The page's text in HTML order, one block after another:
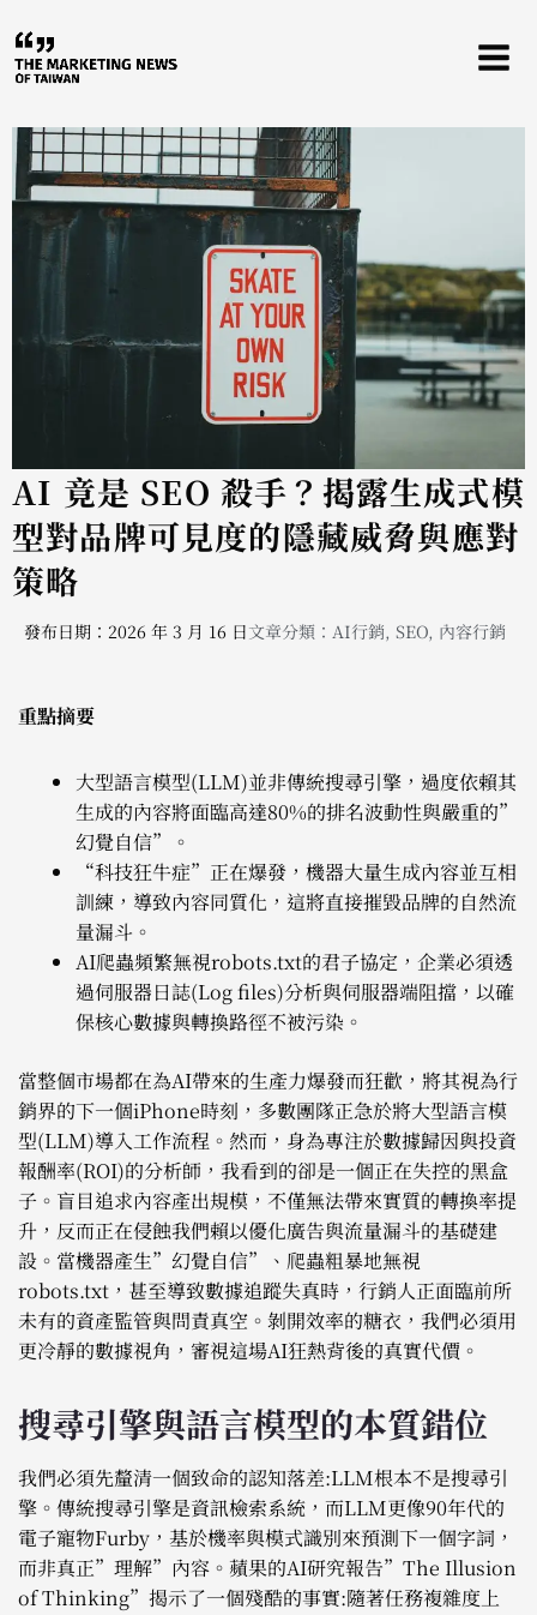
至
主
容
AI 竟是 SEO 殺手？揭露生成式模
型對品牌可見度的隱藏威脅與應對
策略
發布日期：2026 年 3 月 16 日文章分類： AI行銷, SEO, 內容行銷
重點摘要
大型語言模型(LLM)並非傳統搜尋引擎，過度依賴其
生成的內容將面臨高達80%的排名波動性與嚴重的”
幻覺自信”。
“科技狂牛症”正在爆發，機器大量生成內容並互相
訓練，導致內容同質化，這將直接摧毀品牌的自然流
量漏斗。
AI爬蟲頻繁無視robots.txt的君子協定，企業必須透
過伺服器日誌(Log files)分析與伺服器端阻擋，以確
保核心數據與轉換路徑不被污染。
當整個市場都在為AI帶來的生產力爆發而狂歡，將其視為行
銷界的下一個iPhone時刻，多數團隊正急於將大型語言模
型(LLM)導入工作流程。然而，身為專注於數據歸因與投資
報酬率(ROI)的分析師，我看到的卻是一個正在失控的黑盒
子。盲目追求內容產出規模，不僅無法帶來實質的轉換率提
升，反而正在侵蝕我們賴以優化廣告與流量漏斗的基礎建
設。當機器產生”幻覺自信”、爬蟲粗暴地無視
robots.txt，甚至導致數據追蹤失真時，行銷人正面臨前所
未有的資產監管與問責真空。剝開效率的糖衣，我們必須用
更冷靜的數據視角，審視這場AI狂熱背後的真實代價。
搜尋引擎與語言模型的本質錯位
我們必須先釐清一個致命的認知落差:LLM根本不是搜尋引
擎。傳統搜尋引擎是資訊檢索系統，而LLM更像90年代的
電子寵物Furby，基於機率與模式識別來預測下一個字詞，
而非真正”理解”內容。蘋果的AI研究報告”The Illusion
of Thinking”揭示了一個殘酷的事實:隨著任務複雜度上